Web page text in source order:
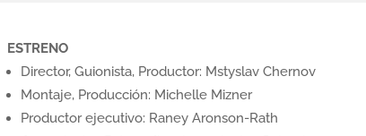
ESTRENO
Director, Guionista, Productor: Mstyslav Chernov
Montaje, Producción: Michelle Mizner
Productor ejecutivo: Raney Aronson-Rath